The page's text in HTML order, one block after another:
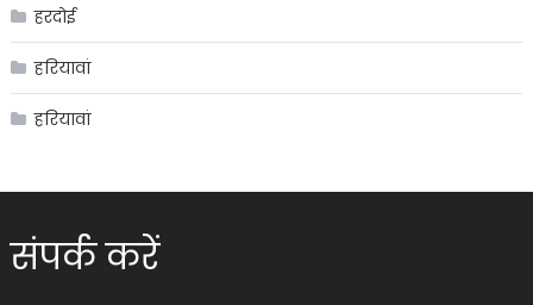
हरदोई
हरियावां
हरियावां
संपर्क करें